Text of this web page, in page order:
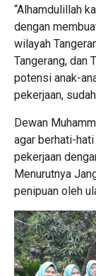
“Alhamdulillah
dengan
wilayah
Tangerang, dan
potensi anak-
pekerjaan,
Dewan
agar berhati-
pekerjaan
Menurutnya
penipuan oleh